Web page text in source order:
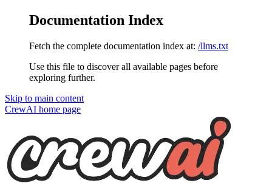
Documentation Index
Fetch the complete documentation index at: /llms.txt
Use this file to discover all available pages before
exploring further.
Skip to main content
CrewAI home page